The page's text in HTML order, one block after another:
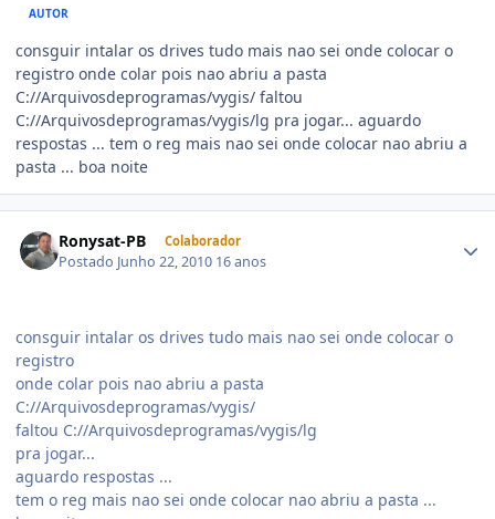
AUTOR
consguir intalar os drives tudo mais nao sei onde colocar o
registro onde colar pois nao abriu a pasta
C://Arquivosdeprogramas/vygis/ faltou
C://Arquivosdeprogramas/vygis/lg pra jogar... aguardo
respostas ... tem o reg mais nao sei onde colocar nao abriu a
pasta ... boa noite
Ronysat-PB Colaborador
Postado Junho 22, 2010 16 anos
consguir intalar os drives tudo mais nao sei onde colocar o
registro
onde colar pois nao abriu a pasta
C://Arquivosdeprogramas/vygis/
faltou C://Arquivosdeprogramas/vygis/lg
pra jogar...
aguardo respostas ...
tem o reg mais nao sei onde colocar nao abriu a pasta ...